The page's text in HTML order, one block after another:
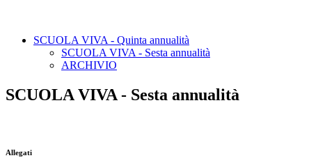
SCUOLA VIVA - Quinta annualità
SCUOLA VIVA - Sesta annualità
ARCHIVIO
SCUOLA VIVA - Sesta annualità
Allegati